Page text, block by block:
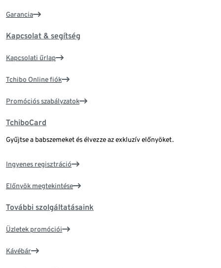
Garancia
Kapcsolat & segítség
Kapcsolati űrlap
Tchibo Online fiók
Promóciós szabályzatok
TchiboCard
Gyűjtse a babszemeket és élvezze az exkluzív előnyöket.
Ingyenes regisztráció
Előnyök megtekintése
További szolgáltatásaink
Üzletek promóciói
Kávébár